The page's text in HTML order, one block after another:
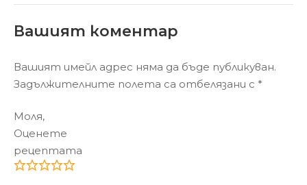
Вашият коментар
Вашият имейл адрес няма да бъде публикуван.
Задължителните полета са отбелязани с *
Моля,
Оценете
рецептата